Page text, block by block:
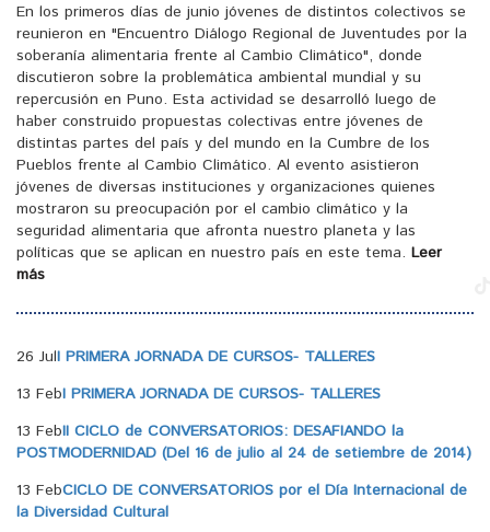
En los primeros días de junio jóvenes de distintos colectivos se
reunieron en "Encuentro Diálogo Regional de Juventudes por la
soberanía alimentaria frente al Cambio Climático", donde
discutieron sobre la problemática ambiental mundial y su
repercusión en Puno. Esta actividad se desarrolló luego de
haber construido propuestas colectivas entre jóvenes de
distintas partes del país y del mundo en la Cumbre de los
Pueblos frente al Cambio Climático. Al evento asistieron
jóvenes de diversas instituciones y organizaciones quienes
mostraron su preocupación por el cambio climático y la
seguridad alimentaria que afronta nuestro planeta y las
políticas que se aplican en nuestro país en este tema. Leer
más
26 JulI PRIMERA JORNADA DE CURSOS- TALLERES
13 FebI PRIMERA JORNADA DE CURSOS- TALLERES
13 FebII CICLO de CONVERSATORIOS: DESAFIANDO la
POSTMODERNIDAD (Del 16 de julio al 24 de setiembre de 2014)
13 FebCICLO DE CONVERSATORIOS por el Día Internacional de
la Diversidad Cultural